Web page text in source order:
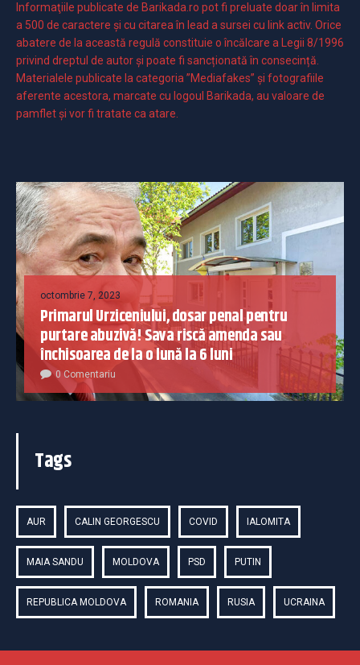
Informaţiile publicate de Barikada.ro pot fi preluate doar în limita
a 500 de caractere şi cu citarea în lead a sursei cu link activ. Orice
abatere de la această regulă constituie o încălcare a Legii 8/1996
privind dreptul de autor și poate fi sancționată în consecință.
Materialele publicate la categoria ”Mediafakes” și fotografiile
aferente acestora, marcate cu logoul Barikada, au valoare de
pamflet și vor fi tratate ca atare.
octombrie 7, 2023
Primarul Urziceniului, dosar penal pentru
purtare abuzivă! Sava riscă amenda sau
închisoarea de la o lună la 6 luni
0 Comentariu
Tags
AUR CALIN GEORGESCU COVID IALOMITA
MAIA SANDU MOLDOVA PSD PUTIN
REPUBLICA MOLDOVA ROMANIA RUSIA UCRAINA